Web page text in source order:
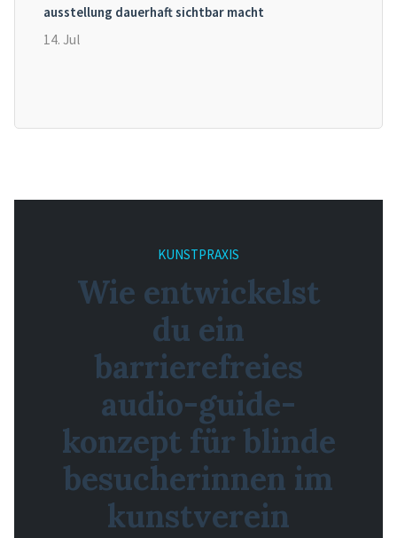
ausstellung dauerhaft sichtbar macht
14. Jul
KUNSTPRAXIS
Wie entwickelst
du ein
barrierefreies
audio-guide-
konzept für blinde
besucherinnen im
kunstverein